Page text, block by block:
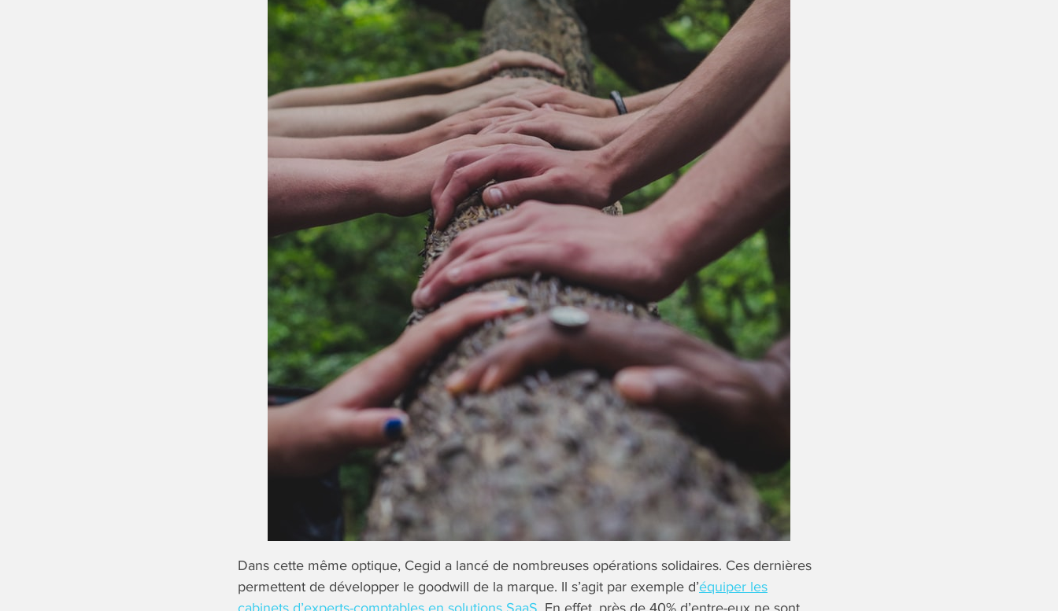
Dans cette même optique, Cegid a lancé de nombreuses opérations solidaires. Ces dernières
permettent de développer le goodwill de la marque. Il s’agit par exemple d’équiper les